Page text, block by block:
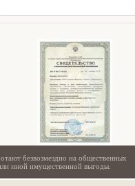
безвозмездно на общественных
иной имущественной выгоды.